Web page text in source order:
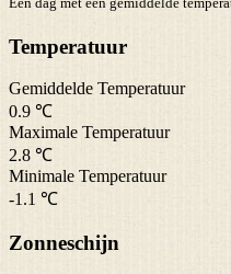
Temperatuur
Gemiddelde Temperatuur
0.9 ℃
Maximale Temperatuur
2.8 ℃
Minimale Temperatuur
-1.1 ℃
Zonneschijn